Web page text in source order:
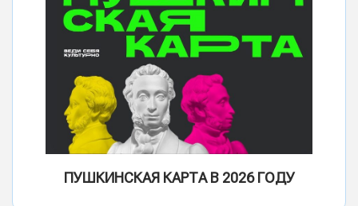
ПУШКИНСКАЯ КАРТА В 2026 ГОДУ